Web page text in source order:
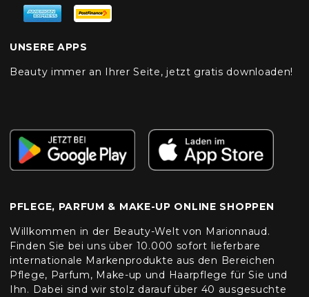
UNSERE APPS
Beauty immer an Ihrer Seite, jetzt gratis downloaden!
PFLEGE, PARFUM & MAKE-UP ONLINE SHOPPEN
Willkommen in der Beauty-Welt von Marionnaud.
Finden Sie bei uns über 10.000 sofort lieferbare
internationale Markenprodukte aus den Bereichen
Pflege, Parfum, Make-up und Haarpflege für Sie und
Ihn. Dabei sind wir stolz darauf über 40 ausgesuchte